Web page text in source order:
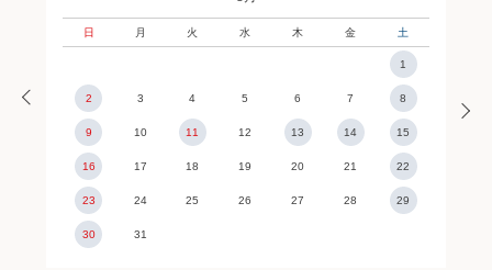
日 月 火 水 木 金 土
1
2 3 4 5 6 7 8
9 10 11 12 13 14 15
16 17 18 19 20 21 22
23 24 25 26 27 28 29
30 31